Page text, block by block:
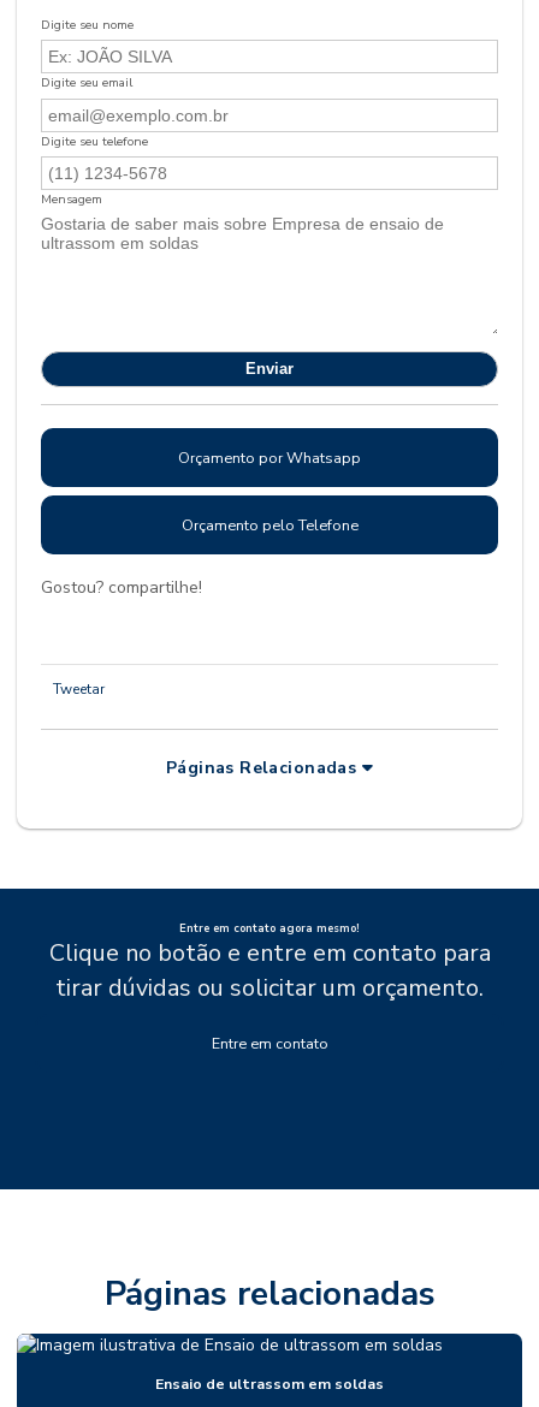
Digite seu nome
Digite seu email
Digite seu telefone
Mensagem
Orçamento por Whatsapp
Orçamento pelo Telefone
Gostou? compartilhe!
Tweetar
Páginas Relacionadas
Entre em contato agora mesmo!
Clique no botão e entre em contato para
tirar dúvidas ou solicitar um orçamento.
Entre em contato
Páginas relacionadas
Ensaio de ultrassom em soldas